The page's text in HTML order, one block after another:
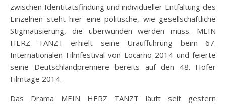
zwischen Identitätsfindung und individueller Entfaltung des
Einzelnen steht hier eine politische, wie gesellschaftliche
Stigmatisierung, die überwunden werden muss. MEIN
HERZ TANZT erhielt seine Uraufführung beim 67.
Internationalen Filmfestival von Locarno 2014 und feierte
seine Deutschlandpremiere bereits auf den 48. Hofer
Filmtage 2014.
Das Drama MEIN HERZ TANZT läuft seit gestern